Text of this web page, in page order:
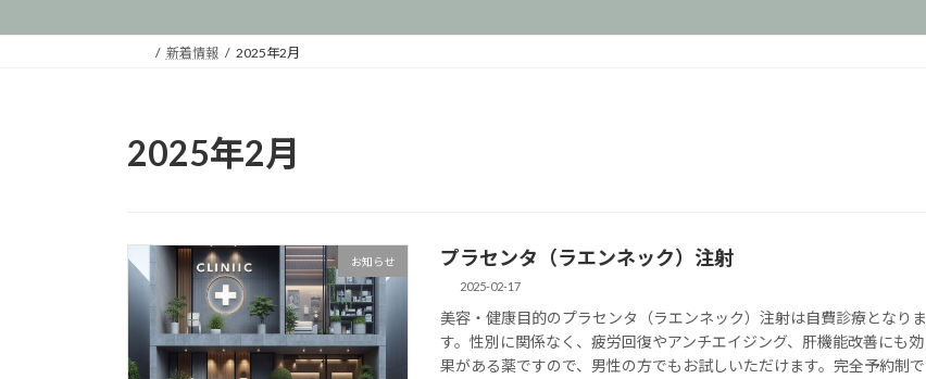
新着情報 2025年2月
2025年2月
お知らせ プラセンタ（ラエンネック）注射
2025-02-17
美容・健康目的のプラセンタ（ラエンネック）注射は自費診療となりま
す。性別に関係なく、疲労回復やアンチエイジング、肝機能改善にも効
果がある薬ですので、男性の方でもお試しいただけます。完全予約制で